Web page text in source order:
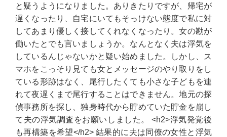
と疑うようになりました。ありきたりですが、帰宅が
遅くなったり、自宅にいてもそっけない態度で私に対
してあまり優しく接してくれなくなったり。女の勘が
働いたとでも言いましょうか。なんとなく夫は浮気を
しているんじゃないかと疑い始めました。しかし、ス
マホをこっそり見ても女とメッセージのやり取りをし
ている形跡はなく、尾行したくても小さな子どもを連
れて夜遅くまで尾行することはできません。地元の探
偵事務所を探し、独身時代から貯めていた貯金を崩し
て夫の浮気調査をお願いしました。 <h2>浮気発覚後
も再構築を希望</h2> 結果的に夫は同僚の女性と浮気